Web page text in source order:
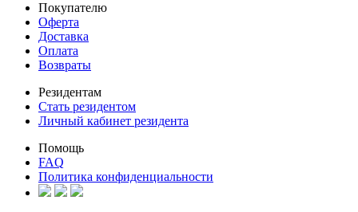
Покупателю
Оферта
Доставка
Оплата
Возвраты
Резидентам
Стать резидентом
Личный кабинет резидента
Помощь
FAQ
Политика конфиденциальности